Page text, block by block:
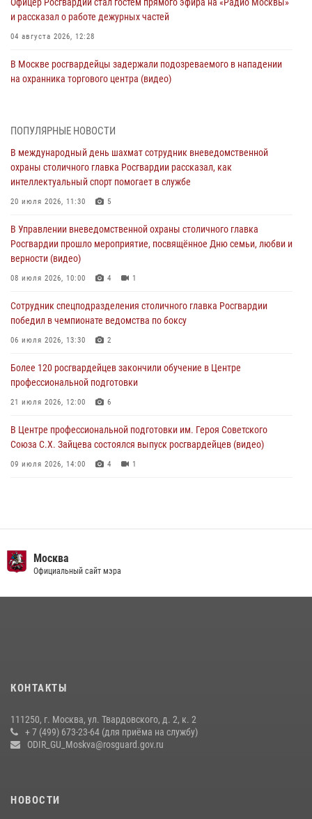
и рассказал о работе дежурных частей
04 августа 2026, 12:28
В Москве росгвардейцы задержали подозреваемого в нападении
на охранника торгового центра (видео)
В Главном управлении Росгвардии по городу Москве подвели итоги
03 августа 2026, 13:00
На востоке Москвы сотрудники Росгвардии задержали мужчину,
находящегося в федеральном розыске (видео)
Росгвардия обеспечила правопорядок во время празднования Дня
воздушно-десантных войск в Москве (видео)
03 августа 2026, 08:00
Московские росгвардейцы пришли на помощь семье, у которой
сломался автомобиль на проезжей части (Видео)
02 августа 2026, 11:54
ПОПУЛЯРНЫЕ НОВОСТИ
В международный день шахмат сотрудник вневедомственной
охраны столичного главка Росгвардии рассказал, как
интеллектуальный спорт помогает в службе
20 июля 2026, 11:30 5
В Управлении вневедомственной охраны столичного главка
Росгвардии прошло мероприятие, посвящённое Дню семьи, любви и
верности (видео)
08 июля 2026, 10:00 4 1
Сотрудник спецподразделения столичного главка Росгвардии
победил в чемпионате ведомства по боксу
06 июля 2026, 13:30 2
Более 120 росгвардейцев закончили обучение в Центре
профессиональной подготовки
21 июля 2026, 12:00 6
В Центре профессиональной подготовки им. Героя Советского
Союза С.Х. Зайцева состоялся выпуск росгвардейцев (видео)
09 июля 2026, 14:00 4 1
Пазл счастливой жизни: история любви и службы сотрудников
вневедомственной охраны Росгвардии
Москве (видео)
В спецподразделении столичного главка Росгвардии завершился
Москва
Официальный сайт мэра
КОНТАКТЫ
111250, г. Москва, ул. Твардовского, д. 2, к. 2
+ 7 (499) 673-23-64 (для приёма на службу)
ODIR_GU_Moskva@rosguard.gov.ru
НОВОСТИ